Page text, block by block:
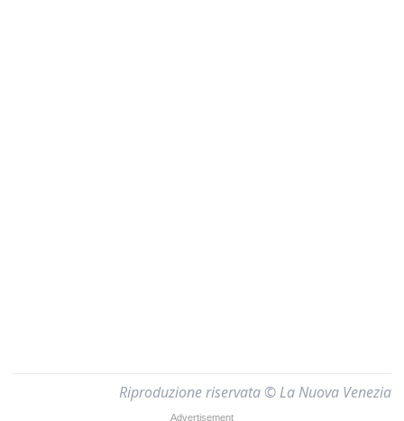
Riproduzione riservata © La Nuova Venezia